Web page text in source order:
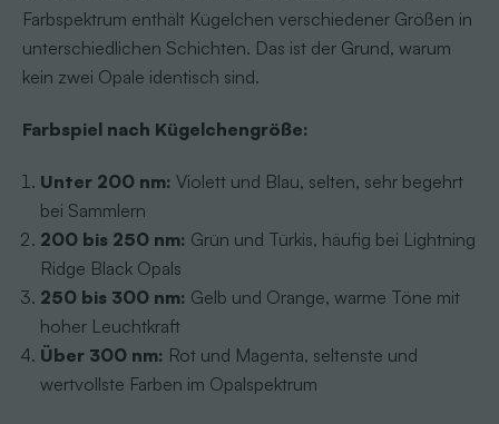
Farbspektrum enthält Kügelchen verschiedener Größen in
unterschiedlichen Schichten. Das ist der Grund, warum
kein zwei Opale identisch sind.
Farbspiel nach Kügelchengröße:
Unter 200 nm: Violett und Blau, selten, sehr begehrt
bei Sammlern
200 bis 250 nm: Grün und Türkis, häufig bei Lightning
Ridge Black Opals
250 bis 300 nm: Gelb und Orange, warme Töne mit
hoher Leuchtkraft
Über 300 nm: Rot und Magenta, seltenste und
wertvollste Farben im Opalspektrum